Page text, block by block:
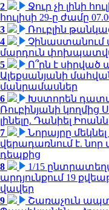
2
Ջուր չի լինի
հուլիսի 29-ը ժամը
3
Ռուբլին
4
Չինաստանում
մարդուն
5
Ո՞րն է
Ալեքսանյանի
մանրամասներ
6
Խստորեն
Ռուբինյանի կողմից
լինելը. Դանիել
7
Նորայրը
վերադառնում է.
դեպքից
8
1/15
արդյունքում 19
վավեր
9
Շառաչուն